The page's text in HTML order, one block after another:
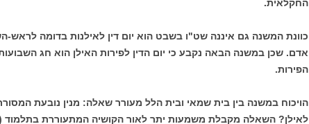
החקלאית.
כוונת המשנה גם איננה שט"ו בשבט הוא יום דין לאילנות בדומה לראש-
אדם. שכן במשנה הבאה נקבע כי יום הדין לפירות האילן הוא חג
הפירות.
הויכוח במשנה בין בית שמאי ובית הלל מעורר שאלה: מנין נובעת
לאילן? השאלה מקבלת משמעות יתר לאור הקושיה המתעוררת